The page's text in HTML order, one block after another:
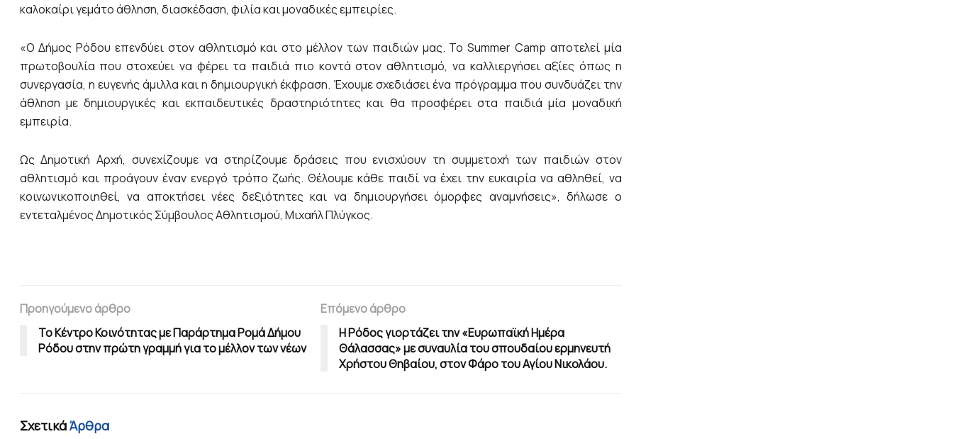
καλοκαίρι γεμάτο άθληση, διασκέδαση, φιλία και μοναδικές εμπειρίες.
«Ο Δήμος Ρόδου επενδύει στον αθλητισμό και στο μέλλον των παιδιών μας. Το Summer Camp αποτελεί μία
πρωτοβουλία που στοχεύει να φέρει τα παιδιά πιο κοντά στον αθλητισμό, να καλλιεργήσει αξίες όπως η
συνεργασία, η ευγενής άμιλλα και η δημιουργική έκφραση. Έχουμε σχεδιάσει ένα πρόγραμμα που συνδυάζει την
άθληση με δημιουργικές και εκπαιδευτικές δραστηριότητες και θα προσφέρει στα παιδιά μία μοναδική
εμπειρία.
Ως Δημοτική Αρχή, συνεχίζουμε να στηρίζουμε δράσεις που ενισχύουν τη συμμετοχή των παιδιών στον
αθλητισμό και προάγουν έναν ενεργό τρόπο ζωής. Θέλουμε κάθε παιδί να έχει την ευκαιρία να αθληθεί, να
κοινωνικοποιηθεί, να αποκτήσει νέες δεξιότητες και να δημιουργήσει όμορφες αναμνήσεις», δήλωσε ο
εντεταλμένος Δημοτικός Σύμβουλος Αθλητισμού, Μιχαήλ Πλύγκος.
Προηγούμενο άρθρο
Το Κέντρο Κοινότητας με Παράρτημα Ρομά Δήμου
Ρόδου στην πρώτη γραμμή για το μέλλον των νέων
Επόμενο άρθρο
Η Ρόδος γιορτάζει την «Ευρωπαϊκή Ημέρα
Θάλασσας» με συναυλία του σπουδαίου ερμηνευτή
Χρήστου Θηβαίου, στον Φάρο του Αγίου Νικολάου.
ΣχετικάΆρθρα